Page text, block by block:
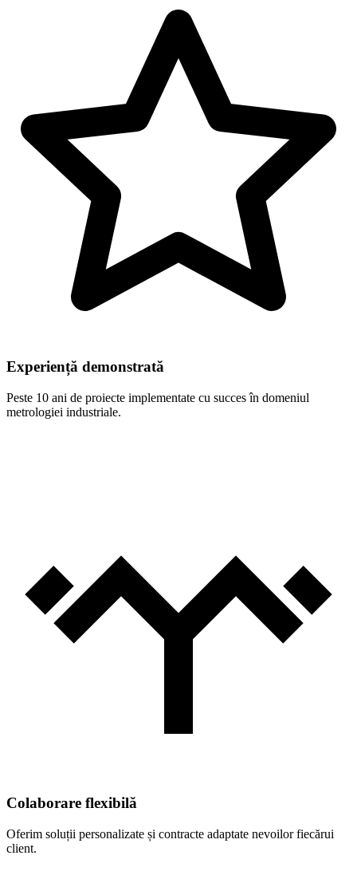
Experiență demonstrată
Peste 10 ani de proiecte implementate cu succes în domeniul
metrologiei industriale.
Colaborare flexibilă
Oferim soluții personalizate și contracte adaptate nevoilor fiecărui
client.